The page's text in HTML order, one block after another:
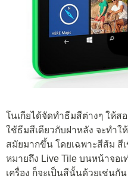
โนเกียได้จัดทำธีมสีต่างๆ ให้ส
ใช้ธีมสีเดียวกับฝาหลัง จะทำใ
สมัยมากขึ้น โดยเฉพาะสีส้ม สี
หมายถึง Live Tile บนหน้าจอ
เครื่อง ก็จะเป็นสีนั้นด้วยเช่นกัน